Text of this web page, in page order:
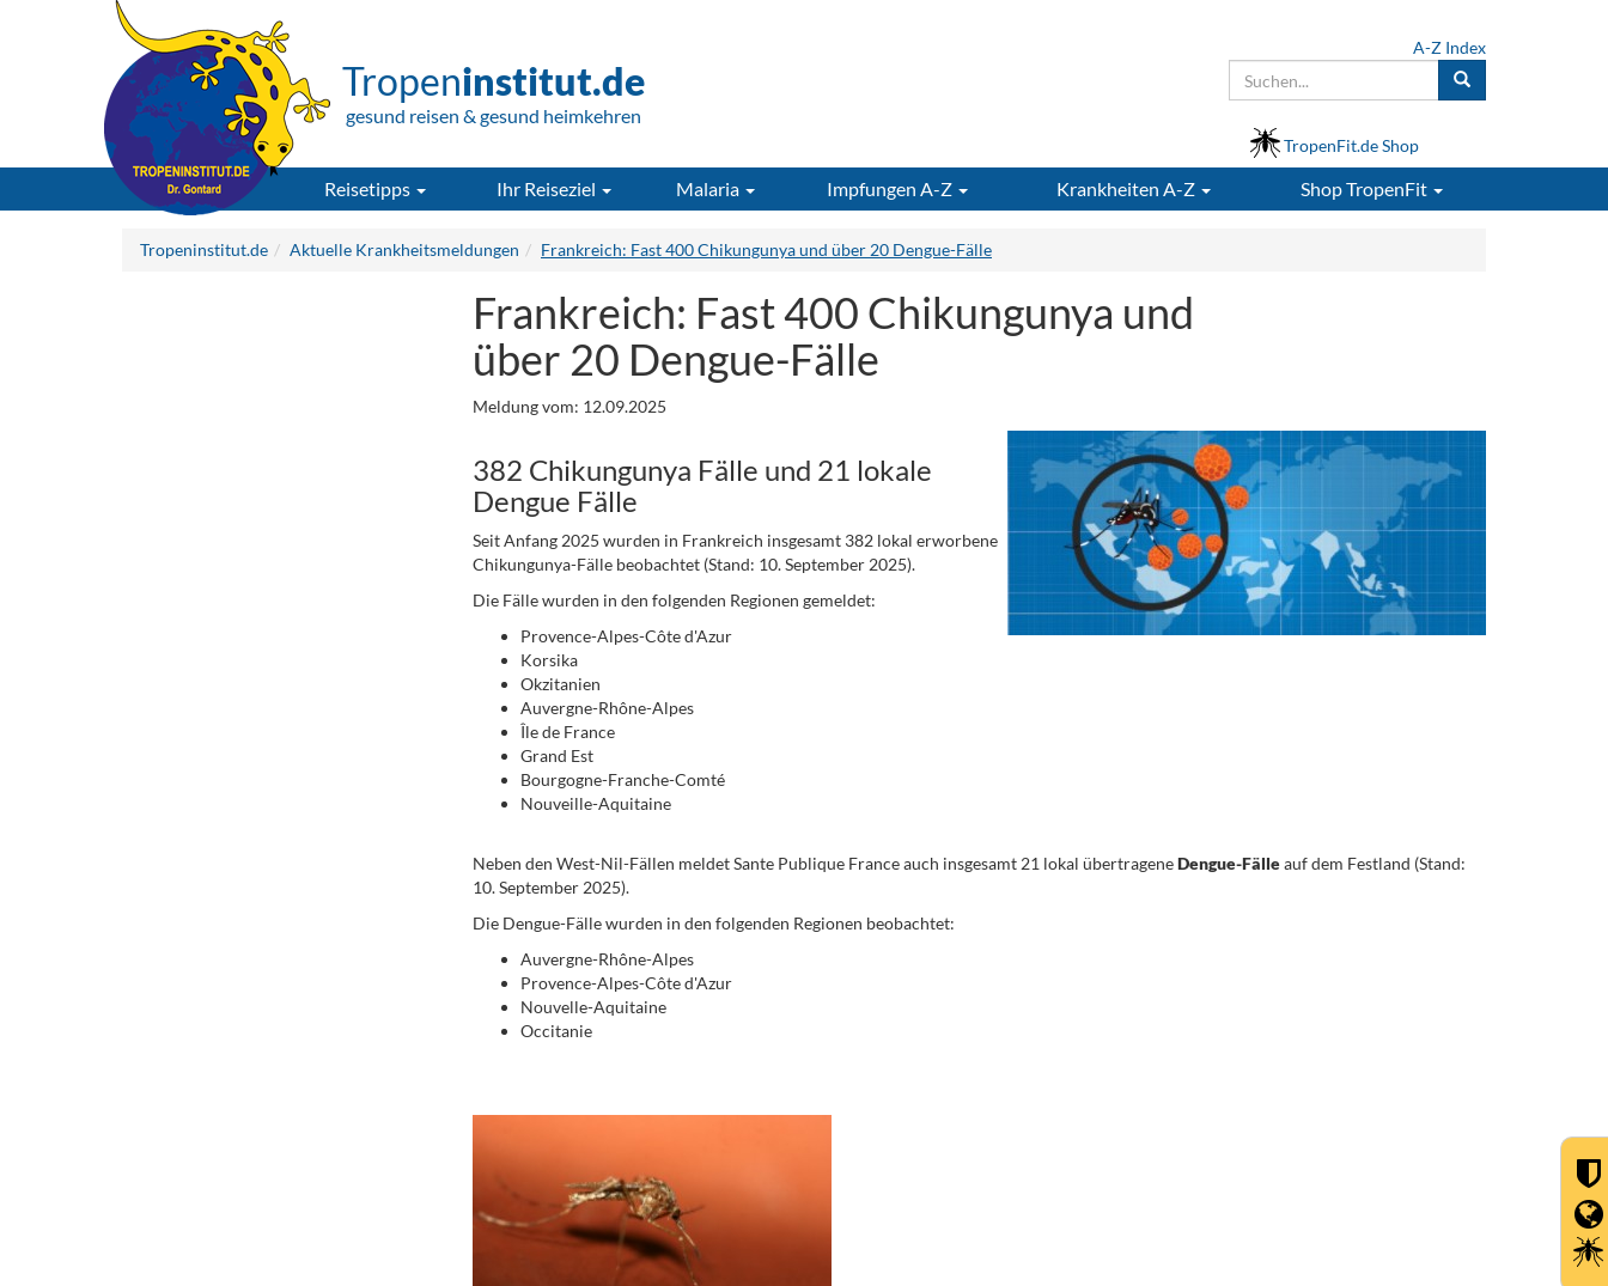
Tropeninstitut.de
gesund reisen & gesund heimkehren
A-Z Index
TropenFit.de Shop
Reisetipps Ihr Reiseziel Malaria Impfungen A-Z Krankheiten A-Z ShopTropenFit
Tropeninstitut.de Aktuelle Krankheitsmeldungen Frankreich: Fast 400 Chikungunya und über 20 Dengue-Fälle
Frankreich: Fast 400 Chikungunya und
über 20 Dengue-Fälle
Meldung vom: 12.09.2025
382 Chikungunya Fälle und 21 lokale
Dengue Fälle
Seit Anfang 2025 wurden in Frankreich insgesamt 382 lokal erworbene
Chikungunya-Fälle beobachtet (Stand: 10. September 2025).
Die Fälle wurden in den folgenden Regionen gemeldet:
Provence-Alpes-Côte d'Azur
Korsika
Okzitanien
Auvergne-Rhône-Alpes
Île de France
Grand Est
Bourgogne-Franche-Comté
Nouveille-Aquitaine
Neben den West-Nil-Fällen meldet Sante Publique France auch insgesamt 21 lokal übertrageneDengue-Fälleauf dem Festland (Stand:
10. September 2025).
Die Dengue-Fälle wurden in den folgenden Regionen beobachtet:
Auvergne-Rhône-Alpes
Provence-Alpes-Côte d'Azur
Nouvelle-Aquitaine
Occitanie